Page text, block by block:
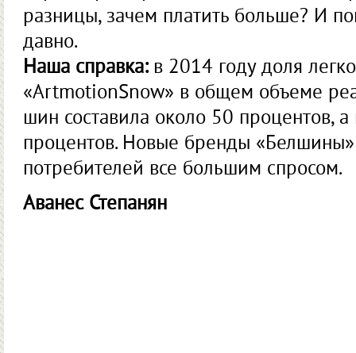
разницы, зачем платить больше? И
давно.
Наша справка: в 2014 году доля
«ArtmotionSnow» в общем объеме
шин составила около 50 процентов,
процентов. Новые бренды «Белшины»
потребителей все большим спросом.
Аванес Степанян